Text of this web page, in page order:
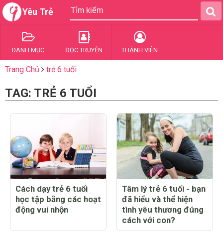
Yêu Trẻ
DANH MỤC ĐỌC TRUYỆN THÀNH VIÊN
Trang Chủ trẻ 6 tuổi
TAG: TRẺ 6 TUỔI
Cách dạy trẻ 6 tuổi
học tập bằng các hoạt
động vui nhộn
Tâm lý trẻ 6 tuổi - bạn
đã hiểu và thể hiện
tình yêu thương đúng
cách với con?